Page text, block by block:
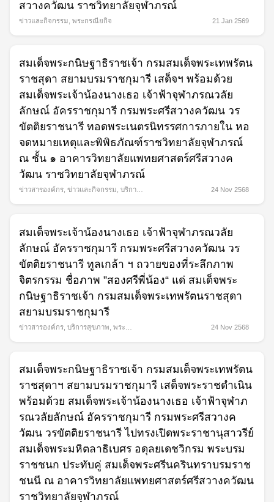
for:
สวางควัฒน ราชวิทยาลัยจุฬาภรณ์
ข่าวและกิจกรรม พระกรณียกิจ 21 Jan 2569
สมเด็จพระกนิษฐาธิราชเจ้า กรมสมเด็จพระเทพรัตน
ราชสุดา สยามบรมราชกุมารี เสด็จฯ พร้อมด้วย
สมเด็จพระเจ้าน้องนางเธอ เจ้าฟ้าจุฬาภรณวลัย
ลักษณ์ อัครราชกุมารี กรมพระศรีสวางควัฒน วร
ขัตติยราชนารี ทอดพระเนตรนิทรรศการภายใน หอ
จดหมายเหตุและพิพิธภัณฑ์ราชวิทยาลัยจุฬาภรณ์
ณ ชั้น ๑ อาคารวิทยาลัยแพทยศาสตร์ศรีสวางค
วัฒน ราชวิทยาลัยจุฬาภรณ์
ข่าวสารองค์กร ข่าวและกิจกรรม บริการ
24 Nov 2568
สมเด็จพระเจ้าน้องนางเธอ เจ้าฟ้าจุฬาภรณวลัย
ลักษณ์ อัครราชกุมารี กรมพระศรีสวางควัฒน วร
ขัตติยราชนารี ทูลเกล้า ฯ ถวายของที่ระลึกภาพ
จิตรกรรม ชื่อภาพ ”สองศรีพี่น้อง“ แด่ สมเด็จพระ
กนิษฐาธิราชเจ้า กรมสมเด็จพระเทพรัตนราชสุดา
สยามบรมราชกุมารี
ข่าวสารองค์กร บริการสุขภาพ พระ
24 Nov 2568
สมเด็จพระกนิษฐาธิราชเจ้า กรมสมเด็จพระเทพรัตน
ราชสุดาฯ สยามบรมราชกุมารี เสด็จพระราชดำเนิน
พร้อมด้วย สมเด็จพระเจ้าน้องนางเธอ เจ้าฟ้าจุฬาภ
รณวลัยลักษณ์ อัครราชกุมารี กรมพระศรีสวางค
วัฒน วรขัตติยราชนารี ไปทรงเปิดพระราชานุสาวรีย์
สมเด็จพระมหิตลาธิเบศร อดุลยเดชวิกรม พระบรม
ราชชนก ประทับคู่ สมเด็จพระศรีนครินทราบรมราช
ชนนี ณ อาคารวิทยาลัยแพทยศาสตร์ศรีสวางควัฒน
ราชวิทยาลัยจุฬาภรณ์